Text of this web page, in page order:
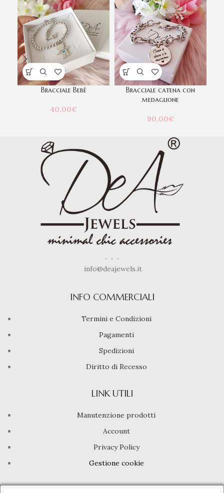
Bracciale Bebè
40,00€
Bracciale catena con
medaglione
90,00€
info@deajewels.it
INFO COMMERCIALI
Termini e Condizioni
Pagamenti
Spedizioni
Diritto di Recesso
LINK UTILI
Manutenzione prodotti
Account
Privacy Policy
Gestione cookie